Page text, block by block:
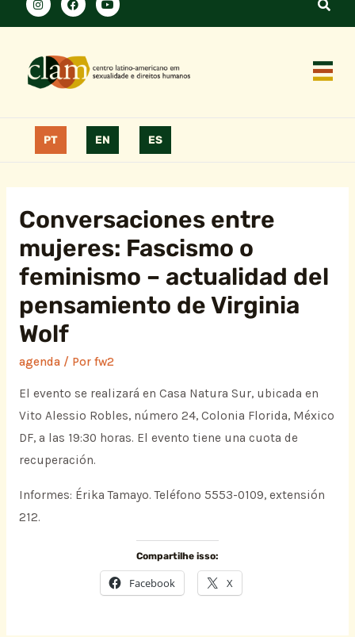
PT EN ES
Conversaciones entre
mujeres: Fascismo o
feminismo – actualidad del
pensamiento de Virginia
Wolf
agenda/ Por fw2
El evento se realizará en Casa Natura Sur, ubicada en
Vito Alessio Robles, número 24, Colonia Florida, México
DF, a las 19:30 horas. El evento tiene una cuota de
recuperación.
Informes: Érika Tamayo. Teléfono 5553-0109, extensión
212.
Compartilhe isso:
Facebook X